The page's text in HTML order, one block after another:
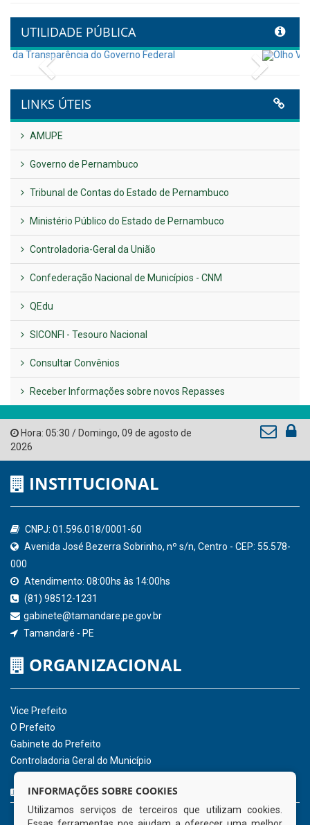
Controladoria fortalece
transformação digital com
alinhamento estratégico do
Conecta+ Tamandaré.
NOTA DE PESAR E LUTO OFICIAL
Plano Diretor – 2026
Publicado em: 14 de maio de 2026
UTILIDADE PÚBLICA
Previous
Next
LINKS ÚTEIS
AMUPE
Governo de Pernambuco
Tribunal de Contas do Estado de Pernambuco
Ministério Público do Estado de Pernambuco
Controladoria-Geral da União
Confederação Nacional de Municípios - CNM
QEdu
Consultar Convênios
Receber Informações sobre novos Repasses
Hora:05:30/ Domingo ,09 de agosto de
2026
INSTITUCIONAL
CNPJ: 01.596.018/0001-60
000
Atendimento: 08:00hs às 14:00hs
INFORMAÇÕES SOBRE COOKIES
Utilizamos serviços de terceiros que utilizam cookies.